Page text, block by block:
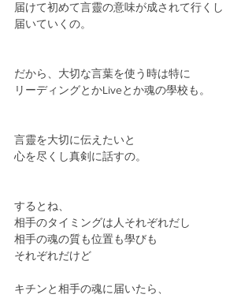
届けて初めて言靈の意味が成されて行くし
届いていくの。
だから、大切な言葉を使う時は特に
リーディングとかLiveとか魂の學校も。
言靈を大切に伝えたいと
心を尽くし真剣に話すの。
するとね、
相手のタイミングは人それぞれだし
相手の魂の質も位置も學びも
それぞれだけど
キチンと相手の魂に届いたら、